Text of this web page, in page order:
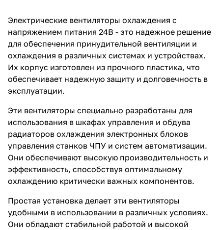
Электрические вентиляторы охлаждения с
напряжением питания 24В - это надежное решение
для обеспечения принудительной вентиляции и
охлаждения в различных системах и устройствах.
Их корпус изготовлен из прочного пластика, что
обеспечивает надежную защиту и долговечность в
эксплуатации.
Эти вентиляторы специально разработаны для
использования в шкафах управления и обдува
радиаторов охлаждения электронных блоков
управления станков ЧПУ и систем автоматизации.
Они обеспечивают высокую производительность и
эффективность, способствуя оптимальному
охлаждению критически важных компонентов.
Простая установка делает эти вентиляторы
удобными в использовании в различных условиях.
Они обладают стабильной работой и высокой